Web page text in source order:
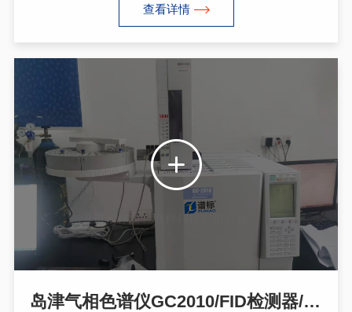
集等仪器的安装调试和解决方案，支持技术服务，技术培训
完毕，感谢客户的支持配合。
查看详情
岛津气相色谱仪GC2010/FID检测器/塔盘于4月7日广东某大型检测公司购买